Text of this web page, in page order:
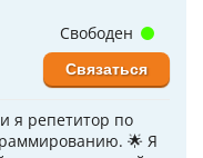
я репетитор по
🌟 Я
Свободен
Связаться